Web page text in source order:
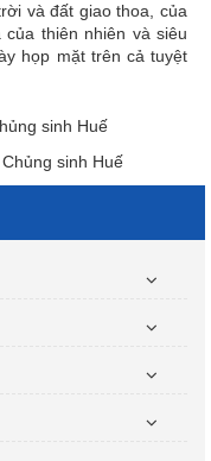
và đất giao thoa, của
thiên nhiên và siêu
họp mặt trên cả tuyệt